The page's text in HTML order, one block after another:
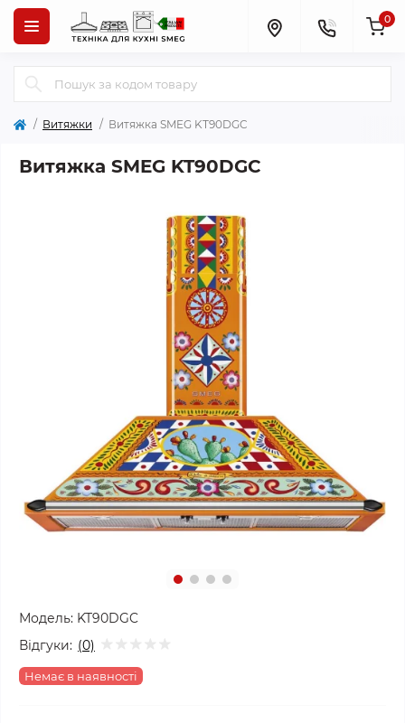
0
Витяжки Витяжка SMEG KT90DGC
Витяжка SMEG KT90DGC
Модель: KT90DGC
Відгуки: (0)
Немає в наявності